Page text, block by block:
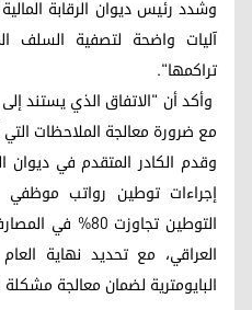
وشدد رئيس ديوان الرقابة
آليات واضحة لتصفية السلف
تراكمها".
وأكد أن "الاتفاق الذي يستند
مع ضرورة معالجة الملاحظات التي
وقدم الكادر المتقدم في ديوان
إجراءات توطين رواتب موظفي
التوطين تجاوزت
العراقي، مع تحديد نهاية
البايومترية لضمان معالجة مشكلة